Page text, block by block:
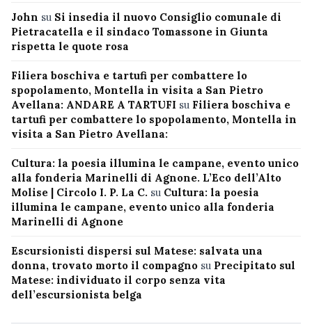
John su Si insedia il nuovo Consiglio comunale di
Pietracatella e il sindaco Tomassone in Giunta
rispetta le quote rosa
Filiera boschiva e tartufi per combattere lo
spopolamento, Montella in visita a San Pietro
Avellana: ANDARE A TARTUFI su Filiera boschiva e
tartufi per combattere lo spopolamento, Montella in
visita a San Pietro Avellana:
Cultura: la poesia illumina le campane, evento unico
alla fonderia Marinelli di Agnone. L’Eco dell’Alto
Molise | Circolo I. P. La C. su Cultura: la poesia
illumina le campane, evento unico alla fonderia
Marinelli di Agnone
Escursionisti dispersi sul Matese: salvata una
donna, trovato morto il compagno su Precipitato sul
Matese: individuato il corpo senza vita
dell’escursionista belga